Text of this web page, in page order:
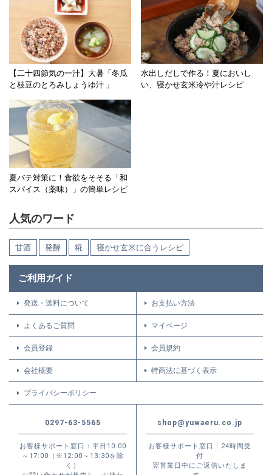
【二十四節気の一汁】大暑「冬瓜
と枝豆のとろみしょうゆ汁 」
水出しだしで作る！夏においし
い、寝かせ玄米冷や汁レシピ
夏バテ対策に！食欲をそそる「和
スパイス（薬味）」の簡単レシピ
人気のワード
甘酒 発酵 糀 寝かせ玄米に合うレシピ
ご利用ガイド
発送・送料について お支払い方法
よくあるご質問 マイページ
会員登録 会員規約
会社概要 特商法に基づく表示
プライバシーポリシー
0297-63-5565
お客様サポート窓口：平日10:00
～17:00（※12:00～13:30を除
く）
shop@yuwaeru.co.jp
お客様サポート窓口：24時間受
付
翌営業日中にご返信いたしま